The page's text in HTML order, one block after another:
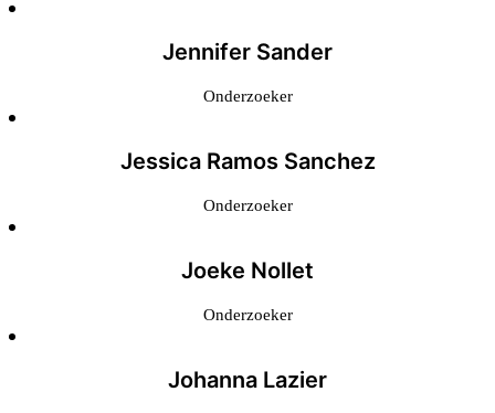
Jennifer Sander
Onderzoeker
Jessica Ramos Sanchez
Onderzoeker
Joeke Nollet
Onderzoeker
Johanna Lazier